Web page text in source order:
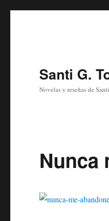
Santi G.
Novelas y reseñas de
Nunca